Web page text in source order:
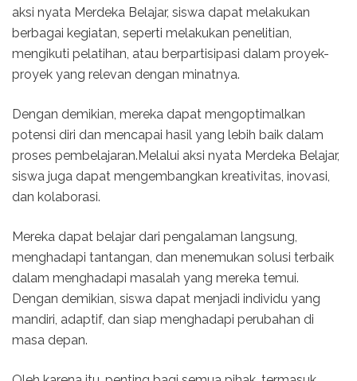
aksi nyata Merdeka Belajar, siswa dapat melakukan
berbagai kegiatan, seperti melakukan penelitian,
mengikuti pelatihan, atau berpartisipasi dalam proyek-
proyek yang relevan dengan minatnya.
Dengan demikian, mereka dapat mengoptimalkan
potensi diri dan mencapai hasil yang lebih baik dalam
proses pembelajaran.Melalui aksi nyata Merdeka Belajar,
siswa juga dapat mengembangkan kreativitas, inovasi,
dan kolaborasi.
Mereka dapat belajar dari pengalaman langsung,
menghadapi tantangan, dan menemukan solusi terbaik
dalam menghadapi masalah yang mereka temui.
Dengan demikian, siswa dapat menjadi individu yang
mandiri, adaptif, dan siap menghadapi perubahan di
masa depan.